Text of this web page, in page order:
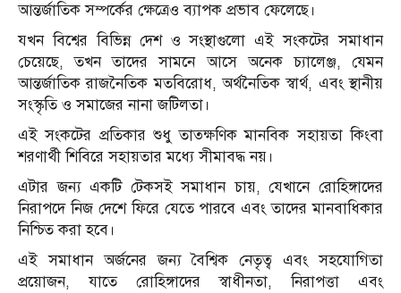
আন্তর্জাতিক সম্পর্কের ক্ষেত্রেও ব্যাপক প্রভাব ফেলেছে।
যখন বিশ্বের বিভিন্ন দেশ ও সংস্থাগুলো এই সংকটের সমাধান
চেয়েছে, তখন তাদের সামনে আসে অনেক চ্যালেঞ্জ, যেমন
আন্তর্জাতিক রাজনৈতিক মতবিরোধ, অর্থনৈতিক স্বার্থ, এবং স্থানীয়
সংস্কৃতি ও সমাজের নানা জটিলতা।
এই সংকটের প্রতিকার শুধু তাত্ক্ষণিক মানবিক সহায়তা কিংবা
শরণার্থী শিবিরে সহায়তার মধ্যে সীমাবদ্ধ নয়।
এটার জন্য একটি টেকসই সমাধান চায়, যেখানে রোহিঙ্গাদের
নিরাপদে নিজ দেশে ফিরে যেতে পারবে এবং তাদের মানবাধিকার
নিশ্চিত করা হবে।
এই সমাধান অর্জনের জন্য বৈশ্বিক নেতৃত্ব এবং সহযোগিতা
প্রয়োজন, যাতে রোহিঙ্গাদের স্বাধীনতা, নিরাপত্তা এবং